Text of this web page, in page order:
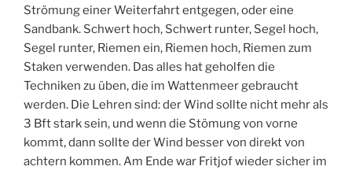
Strömung einer Weiterfahrt entgegen, oder eine
Sandbank. Schwert hoch, Schwert runter, Segel hoch,
Segel runter, Riemen ein, Riemen hoch, Riemen zum
Staken verwenden. Das alles hat geholfen die
Techniken zu üben, die im Wattenmeer gebraucht
werden. Die Lehren sind: der Wind sollte nicht mehr als
3 Bft stark sein, und wenn die Stömung von vorne
kommt, dann sollte der Wind besser von direkt von
achtern kommen. Am Ende war Fritjof wieder sicher im